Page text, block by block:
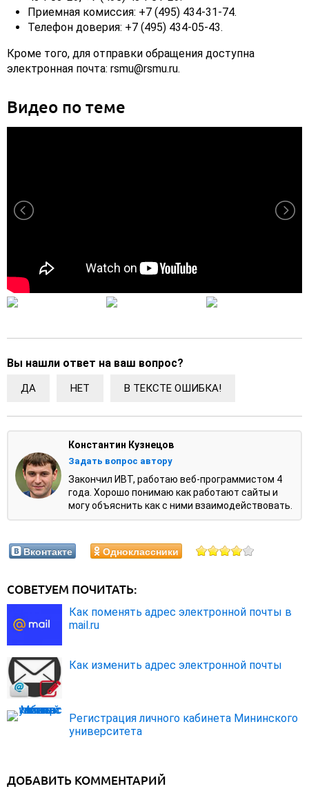
Приемная комиссия: +7 (495) 434-31-74.
Телефон доверия: +7 (495) 434-05-43.
Кроме того, для отправки обращения доступна
электронная почта: rsmu@rsmu.ru.
Видео по теме
Вы нашли ответ на ваш вопрос?
ДА НЕТ В ТЕКСТЕ ОШИБКА!
Константин Кузнецов
Задать вопрос автору
Закончил ИВТ, работаю веб-программистом 4
года. Хорошо понимаю как работают сайты и
могу объяснить как с ними взаимодействовать.
Вконтакте Одноклассники
СОВЕТУЕМ ПОЧИТАТЬ:
Как поменять адрес электронной почты в
mail.ru
Как изменить адрес электронной почты
Регистрация личного кабинета Мининского
университета
ДОБАВИТЬ КОММЕНТАРИЙ